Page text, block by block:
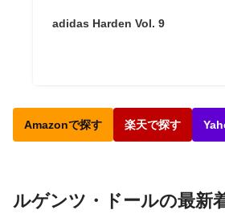
adidas Harden Vol. 9
Amazonで探す 楽天で探す
ルゲンツ・ドールの最新